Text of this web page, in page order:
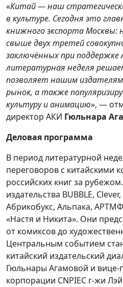
«Китай — наш
в культуре. Сегодня это
книжного экспорта Москвы:
свыше двух третей
заключённых при поддержке
литературная неделя
позволяет нашим
рынок, а также
культуру и анимацию», —
директор АКИ Гюльнара
Деловая программа
В период литературной
переговоров с китайскими
российских книг за
издательства BUBBLE,
Абрикобукс, Альпака,
«Настя и Никита». Они
от комиксов до
Центральным событием
китайский издательский
Гюльнары Агамовой и вице-
корпорации CNPIEC г-жи